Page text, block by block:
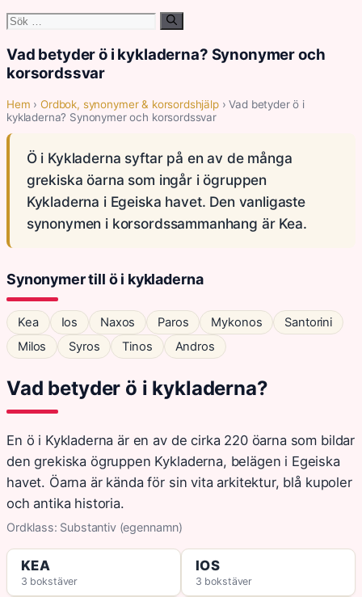
Sök
Vad betyder ö i kykladerna? Synonymer och
korsordssvar
Hem ›Ordbok, synonymer & korsordshjälp› Vad betyder ö i
kykladerna? Synonymer och korsordssvar
Ö i Kykladerna syftar på en av de många
grekiska öarna som ingår i ögruppen
Kykladerna i Egeiska havet. Den vanligaste
synonymen i korsordssammanhang är Kea.
Synonymer till ö i kykladerna
Kea Ios Naxos Paros Mykonos
Santorini
Milos
Syros Tinos Andros
Vad betyder ö i kykladerna?
En ö i Kykladerna är en av de cirka 220 öarna som bildar
den grekiska ögruppen Kykladerna, belägen i Egeiska
havet. Öarna är kända för sin vita arkitektur, blå kupoler
och antika historia.
Ordklass: Substantiv (egennamn)
KEA
3 bokstäver
IOS
3 bokstäver